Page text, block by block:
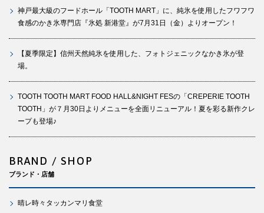
神戸最大級のフードホール「TOOTH MART」に、純氷を使用したフワフワ
食感のかき氷専門店『氷処 新港堂』が7月31日（金）よりオープン！
【夏季限定】信州天然純氷を使用した、フォトジェニックなかき氷が登
場。
TOOTH TOOTH MART FOOD HALL&NIGHT FESの「CREPERIE TOOTH
TOOTH」が７月30日よりメニューを全面リニューアル！夏を彩る新作クレ
ープも登場♪
BRAND / SHOP
ブランド・店舗
晴レ時々タッカンマリ食堂